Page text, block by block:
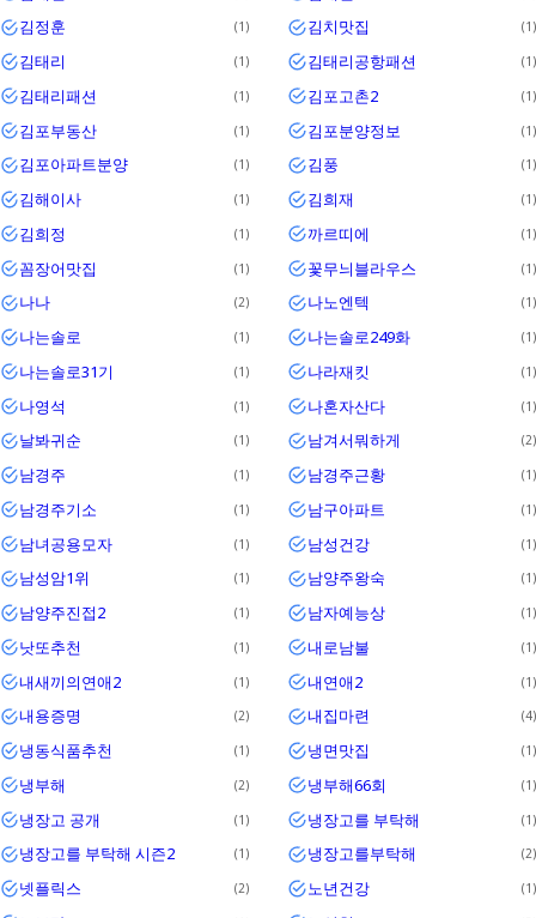
김정훈 1 김치맛집 1
김태리 1 김태리공항패션 1
김태리패션 1 김포고촌2 1
김포부동산 1 김포분양정보 1
김포아파트분양 1 김풍 1
김해이사 1 김희재 1
김희정 1 까르띠에 1
꼼장어맛집 1 꽃무늬블라우스 1
나나 2 나노엔텍 1
나는솔로 1 나는솔로249화 1
나는솔로31기 1 나라재킷 1
나영석 1 나혼자산다 1
날봐귀순 1 남겨서뭐하게 2
남경주 1 남경주근황 1
남경주기소 1 남구아파트 1
남녀공용모자 1 남성건강 1
남성암1위 1 남양주왕숙 1
남양주진접2 1 남자예능상 1
낫또추천 1 내로남불 1
내새끼의연애2 1 내연애2 1
내용증명 2 내집마련 4
냉동식품추천 1 냉면맛집 1
냉부해 2 냉부해66회 1
냉장고 공개 1 냉장고를 부탁해 1
냉장고를 부탁해 시즌2 1 냉장고를부탁해 2
넷플릭스 2 노년건강 1